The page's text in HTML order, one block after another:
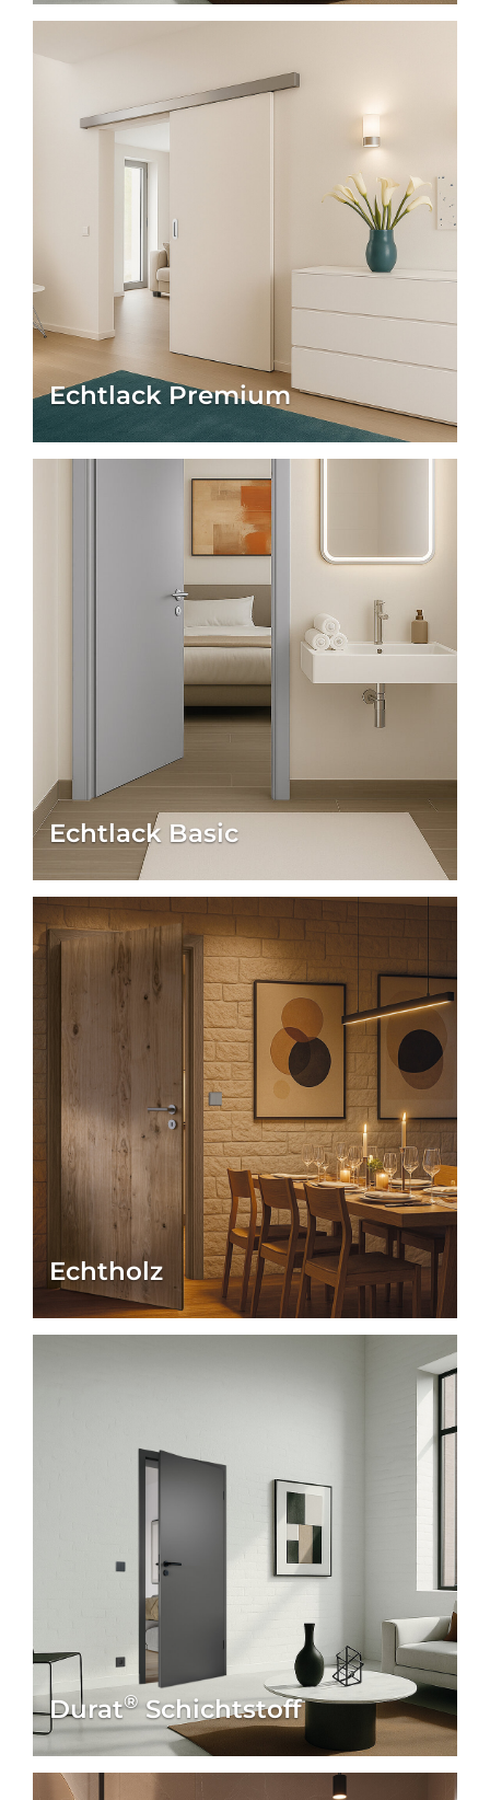
Raumkonzepte, in denen jedes Detail zählt.
Minimalistisch einrichten –
Wohnraumtüren als
Gestaltungselement
Ob in Kombination mit Sichtbeton, Naturholz
oder monochromen Farbkonzepten:
Eine minimalistische Wohnraumtür vonsteinau
unterstreicht Ihren Einrichtungsstil und sorgt für
visuelle Ruhe im Raum.
Ganz ohne überflüssige Ornamente – dafür mit
höchstem Qualitätsanspruch„Made in
Echtlack Premium
Echtlack Basic
Echtholz
Durat® Schichtstoff